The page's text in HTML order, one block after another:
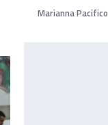
Marianna Pacifico